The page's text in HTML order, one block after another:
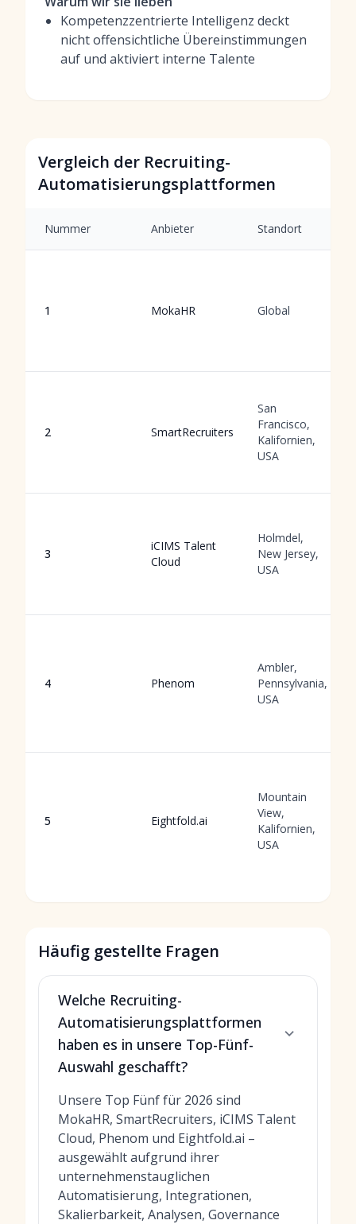
Kompetenzzentrierte Intelligenz deckt
nicht offensichtliche Übereinstimmungen
auf und aktiviert interne Talente
Vergleich der Recruiting-
Automatisierungsplattformen
Nummer Anbieter Standort
1 MokaHR Global
2 SmartRecruiters
San
Francisco,
Kalifornien,
USA
3
iCIMS Talent
Cloud
Holmdel,
New Jersey,
USA
4 Phenom
Ambler,
Pennsylvania,
USA
5 Eightfold.ai
Mountain
View,
Kalifornien,
USA
Häufig gestellte Fragen
Welche Recruiting-
Automatisierungsplattformen
haben es in unsere Top-Fünf-
Auswahl geschafft?
Unsere Top Fünf für 2026 sind
MokaHR, SmartRecruiters, iCIMS Talent
Cloud, Phenom und Eightfold.ai –
ausgewählt aufgrund ihrer
unternehmenstauglichen
Automatisierung, Integrationen,
Skalierbarkeit, Analysen, Governance